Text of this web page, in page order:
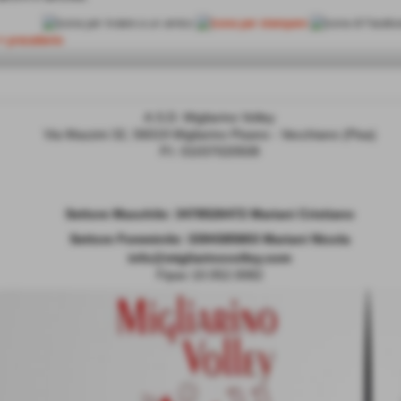
precedente
A.S.D. Migliarino Volley
Via Mazzini 32, 56019 Migliarino Pisano - Vecchiano (Pisa)
Settore Maschile:
3478526472 Mariani Cristiano
Settore Femminile: 3394385803 Mariani Nicola
info@migliarinovolley.com
Fipav 10.052.0082